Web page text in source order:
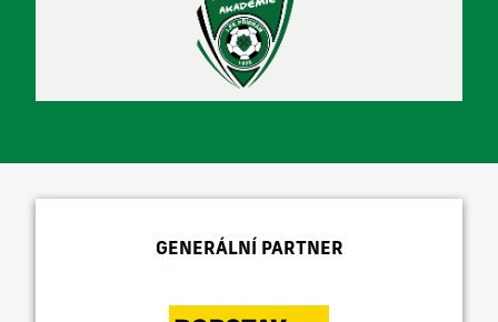
GENERÁLNÍ PARTNER